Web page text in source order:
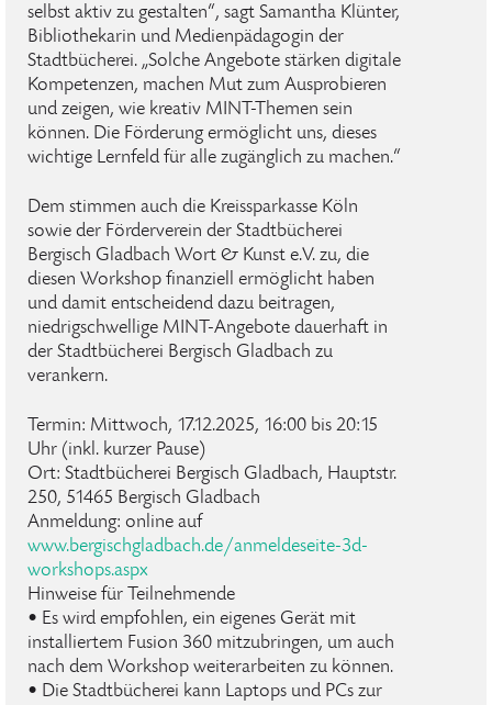
selbst aktiv zu gestalten“, sagt Samantha Klünter,
Bibliothekarin und Medienpädagogin der
Stadtbücherei. „Solche Angebote stärken digitale
Kompetenzen, machen Mut zum Ausprobieren
und zeigen, wie kreativ MINT-Themen sein
können. Die Förderung ermöglicht uns, dieses
wichtige Lernfeld für alle zugänglich zu machen.“
Dem stimmen auch die Kreissparkasse Köln
sowie der Förderverein der Stadtbücherei
Bergisch Gladbach Wort & Kunst e.V. zu, die
diesen Workshop finanziell ermöglicht haben
und damit entscheidend dazu beitragen,
niedrigschwellige MINT-Angebote dauerhaft in
der Stadtbücherei Bergisch Gladbach zu
verankern.
Termin: Mittwoch, 17.12.2025, 16:00 bis 20:15
Uhr (inkl. kurzer Pause)
Ort: Stadtbücherei Bergisch Gladbach, Hauptstr.
250, 51465 Bergisch Gladbach
Anmeldung: online auf
www.bergischgladbach.de/anmeldeseite-3d-
workshops.aspx
Hinweise für Teilnehmende
• Es wird empfohlen, ein eigenes Gerät mit
installiertem Fusion 360 mitzubringen, um auch
nach dem Workshop weiterarbeiten zu können.
• Die Stadtbücherei kann Laptops und PCs zur